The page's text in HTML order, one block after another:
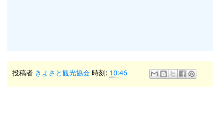
投稿者 きよさと観光協会 時刻: 10:46